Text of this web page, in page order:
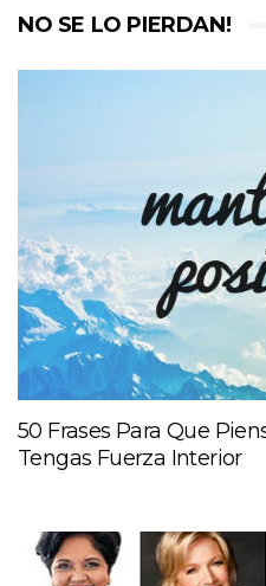
NO SE LO PIERDAN!
50 Frases Para Que
Tengas Fuerza Interior